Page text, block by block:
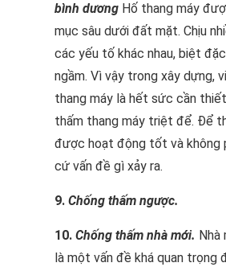
bình dương Hố thang máy
mục sâu dưới đất mặt. Chịu
các yếu tố khác nhau, biệt
ngầm. Vì vậy trong xây dựng,
thang máy là hết sức cần
thấm thang máy triệt để. Để
được hoạt động tốt và không
cứ vấn đề gì xảy ra.
9. Chống thấm ngược.
10. Chống thấm nhà mới.
là một vấn đề khá quan trọng